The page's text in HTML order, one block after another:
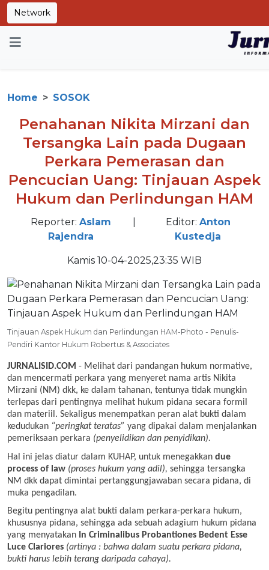
Network
Home SOSOK
Penahanan Nikita Mirzani dan
Tersangka Lain pada Dugaan
Perkara Pemerasan dan
Pencucian Uang: Tinjauan Aspek
Hukum dan Perlindungan HAM
Reporter: Aslam
Rajendra
Editor: Anton
Kustedja
Kamis 10-04-2025,23:35 WIB
Tinjauan Aspek Hukum dan Perlindungan HAM-Photo - Penulis-
Pendiri Kantor Hukum Robertus & Associates
JURNALISID.COM - Melihat dari pandangan hukum normative,
dan mencermati perkara yang menyeret nama artis Nikita
Mirzani (NM) dkk, ke dalam tahanan, tentunya tidak mungkin
terlepas dari pentingnya melihat hukum pidana secara formil
dan materiil. Sekaligus menempatkan peran alat bukti dalam
kedudukan “peringkat teratas” yang dipakai dalam menjalankan
pemeriksaan perkara (penyelidikan dan penyidikan).
Hal ini jelas diatur dalam KUHAP, untuk menegakkan due
process of law (proses hukum yang adil), sehingga tersangka
NM dkk dapat dimintai pertanggungjawaban secara pidana, di
muka pengadilan.
Begitu pentingnya alat bukti dalam perkara-perkara hukum,
khususnya pidana, sehingga ada sebuah adagium hukum pidana
yang menyatakan In Criminalibus Probantiones Bedent Esse
Luce Clariores (artinya : bahwa dalam suatu perkara pidana,
bukti harus lebih terang daripada cahaya).